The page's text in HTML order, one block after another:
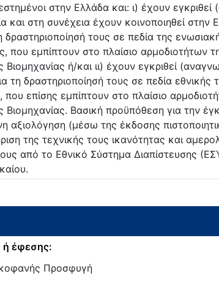
στην Ελλάδα και: ι) έχουν εγκριθεί
και στη συνέχεια έχουν κοινοποιηθεί στην
δραστηριοποίησή τους σε πεδία της
που εμπίπτουν στο πλαίσιο αρμοδιοτήτων
Βιομηχανίας ή/και ιι) έχουν εγκριθεί
τη δραστηριοποίησή τους σε πεδία εθνικής
που επίσης εμπίπτουν στο πλαίσιο
Βιομηχανίας. Βασική προϋπόθεση για την
αξιολόγηση (μέσω της έκδοσης
της τεχνικής τους ικανότητας και
από το Εθνικό Σύστημα Διαπίστευσης
ή έφεσης:
Προσφυγή